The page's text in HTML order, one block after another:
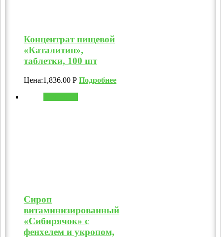
Концентрат пищевой
«Каталитин»,
таблетки, 100 шт
Цена:1,836.00 Р Подробнее
Сироп
витаминизированный
«Сибирячок» с
фенхелем и укропом,